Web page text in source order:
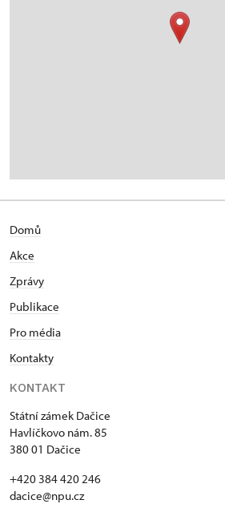
Domů
Akce
Zprávy
Publikace
Pro média
Kontakty
KONTAKT
Státní zámek Dačice
Havlíčkovo nám. 85
380 01 Dačice
+420 384 420 246
dacice@npu.cz